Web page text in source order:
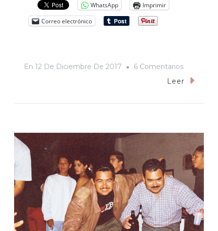
WhatsApp
Imprimir
Correo electrónico
En 12 De Diciembre De 2017 6 ComentariosEn
Hay
Gusto
Leer